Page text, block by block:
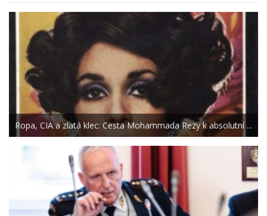
Ropa, CIA a zlatá klec: Cesta Mohammada Rezy k absolutní ...